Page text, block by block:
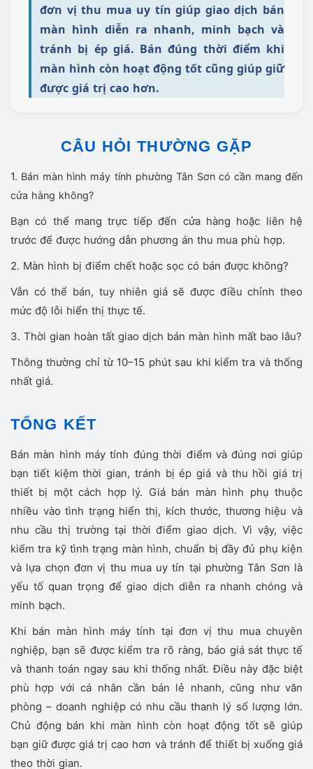
đơn vị thu mua uy tín giúp giao dịch bán
màn hình diễn ra nhanh, minh bạch và
tránh bị ép giá. Bán đúng thời điểm khi
màn hình còn hoạt động tốt cũng giúp giữ
được giá trị cao hơn.
CÂU HỎI THƯỜNG GẶP
1. Bán màn hình máy tính phường Tân Sơn có cần mang đến
cửa hàng không?
Bạn có thể mang trực tiếp đến cửa hàng hoặc liên hệ
trước để được hướng dẫn phương án thu mua phù hợp.
2. Màn hình bị điểm chết hoặc sọc có bán được không?
Vẫn có thể bán, tuy nhiên giá sẽ được điều chỉnh theo
mức độ lỗi hiển thị thực tế.
3. Thời gian hoàn tất giao dịch bán màn hình mất bao lâu?
Thông thường chỉ từ 10–15 phút sau khi kiểm tra và thống
nhất giá.
TỔNG KẾT
Bán màn hình máy tính đúng thời điểm và đúng nơi giúp
bạn tiết kiệm thời gian, tránh bị ép giá và thu hồi giá trị
thiết bị một cách hợp lý. Giá bán màn hình phụ thuộc
nhiều vào tình trạng hiển thị, kích thước, thương hiệu và
nhu cầu thị trường tại thời điểm giao dịch. Vì vậy, việc
kiểm tra kỹ tình trạng màn hình, chuẩn bị đầy đủ phụ kiện
và lựa chọn đơn vị thu mua uy tín tại phường Tân Sơn là
yếu tố quan trọng để giao dịch diễn ra nhanh chóng và
minh bạch.
Khi bán màn hình máy tính tại đơn vị thu mua chuyên
nghiệp, bạn sẽ được kiểm tra rõ ràng, báo giá sát thực tế
và thanh toán ngay sau khi thống nhất. Điều này đặc biệt
phù hợp với cá nhân cần bán lẻ nhanh, cũng như văn
phòng – doanh nghiệp có nhu cầu thanh lý số lượng lớn.
Chủ động bán khi màn hình còn hoạt động tốt sẽ giúp
bạn giữ được giá trị cao hơn và tránh để thiết bị xuống giá
theo thời gian.